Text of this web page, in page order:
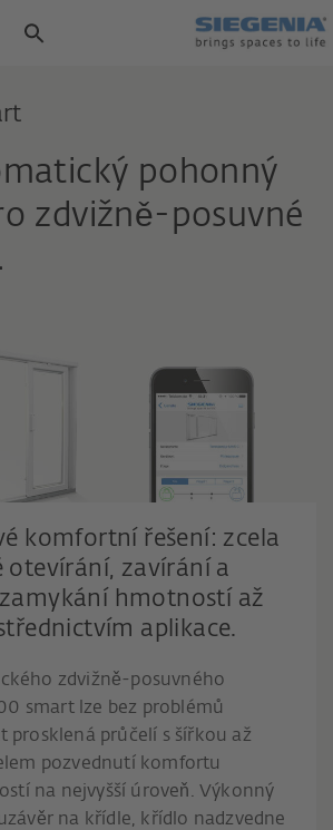
pohonný
zdvižně-posuvné
komfortní řešení: zcela
otevírání, zavírání a
hmotností až
aplikace.
zdvižně-posuvného
smart lze bez problémů
prosklená průčelí s šířkou až
pozvednutí komfortu
na nejvyšší úroveň. Výkonný
na křídle, křídlo nadzvedne